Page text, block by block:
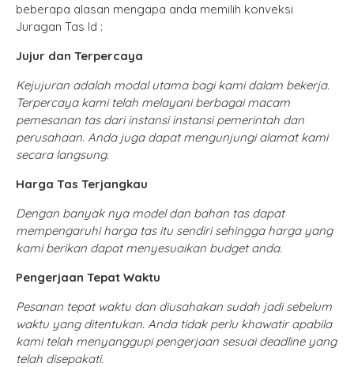
beberapa alasan mengapa anda memilih konveksi
Juragan Tas Id :
Jujur dan Terpercaya
Kejujuran adalah modal utama bagi kami dalam bekerja.
Terpercaya kami telah melayani berbagai macam
pemesanan tas dari instansi instansi pemerintah dan
perusahaan. Anda juga dapat mengunjungi alamat kami
secara langsung.
Harga Tas Terjangkau
Dengan banyak nya model dan bahan tas dapat
mempengaruhi harga tas itu sendiri sehingga harga yang
kami berikan dapat menyesuaikan budget anda.
Pengerjaan Tepat Waktu
Pesanan tepat waktu dan diusahakan sudah jadi sebelum
waktu yang ditentukan. Anda tidak perlu khawatir apabila
kami telah menyanggupi pengerjaan sesuai deadline yang
telah disepakati.